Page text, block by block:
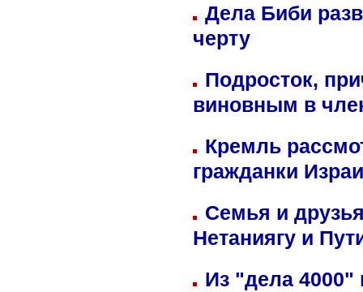
Дела Биби
черту
Подросток,
виновным в
Кремль
гражданки
Семья и
Нетаниягу и
Из "дела 4000"